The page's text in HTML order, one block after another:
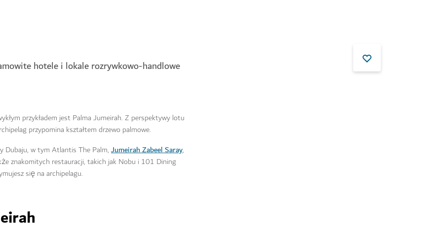
hotele i lokale rozrywkowo-handlowe
przykładem jest Palma Jumeirah. Z perspektywy lotu
przypomina kształtem drzewo palmowe.
Dubaju, w tym Atlantis The Palm, Jumeirah Zabeel Saray,
znakomitych restauracji, takich jak Nobu i 101 Dining
się na archipelagu.